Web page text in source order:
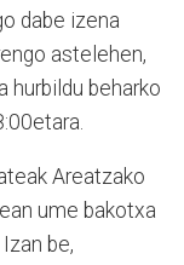
dabe izena
astelehen,
hurbildu beharko
Areatzako
ume bakotxa
be,